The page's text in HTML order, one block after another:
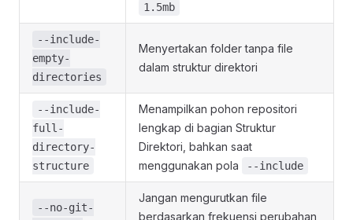
1.5mb
--include-
empty-
directories
Menyertakan folder tanpa file
dalam struktur direktori
--include-
full-
directory-
structure
Menampilkan pohon repositori
lengkap di bagian Struktur
Direktori, bahkan saat
menggunakan pola
--include
--no-git-
Jangan mengurutkan file
berdasarkan frekuensi perubahan